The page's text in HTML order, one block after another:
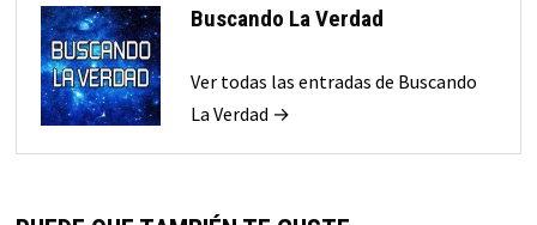
Buscando La Verdad
Ver todas las entradas de Buscando
La Verdad →